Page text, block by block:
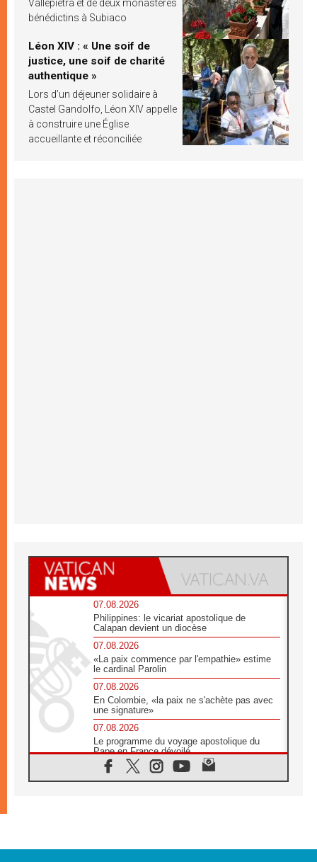
Vallepietra et de deux monastères
bénédictins à Subiaco
Léon XIV : « Une soif de
justice, une soif de charité
authentique »
Lors d’un déjeuner solidaire à
Castel Gandolfo, Léon XIV appelle
à construire une Église
accueillante et réconciliée
07.08.2026
Philippines: le vicariat apostolique de
Calapan devient un diocèse
07.08.2026
«La paix commence par l'empathie» estime
le cardinal Parolin
07.08.2026
En Colombie, «la paix ne s'achète pas avec
une signature»
07.08.2026
Le programme du voyage apostolique du
Pape en France dévoilé
07.08.2026
1ère Conférence continentale sur l'éducation
07.08.2026